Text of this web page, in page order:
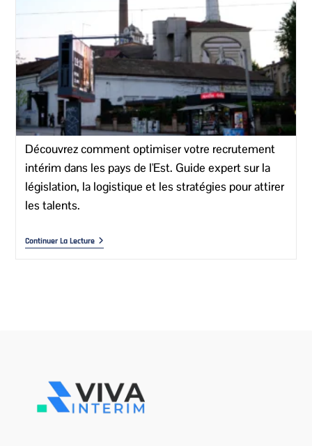
Découvrez comment optimiser votre recrutement
intérim dans les pays de l'Est. Guide expert sur la
législation, la logistique et les stratégies pour attirer
les talents.
Continuer La Lecture